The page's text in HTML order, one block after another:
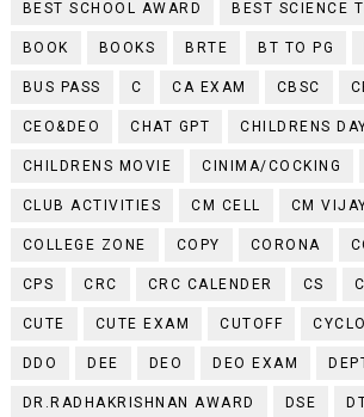
BEST SCHOOL AWARD BEST SCIENCE
BOOK BOOKS BRTE BT TO PG
BUS PASS C CA EXAM CBSC
CEO&DEO CHAT GPT CHILDRENS
CHILDRENS MOVIE CINIMA/COCKING
CLUB ACTIVITIES CM CELL CM
COLLEGE ZONE COPY CORONA
CPS CRC CRC CALENDER CS
CUTE CUTE EXAM CUTOFF
DDO DEE DEO DEO EXAM
DR.RADHAKRISHNAN AWARD DSE